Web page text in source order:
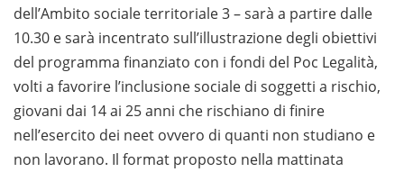
dell’Ambito sociale territoriale 3 – sarà a partire dalle
10.30 e sarà incentrato sull’illustrazione degli obiettivi
del programma finanziato con i fondi del Poc Legalità,
volti a favorire l’inclusione sociale di soggetti a rischio,
giovani dai 14 ai 25 anni che rischiano di finire
nell’esercito dei neet ovvero di quanti non studiano e
non lavorano. Il format proposto nella mattinata